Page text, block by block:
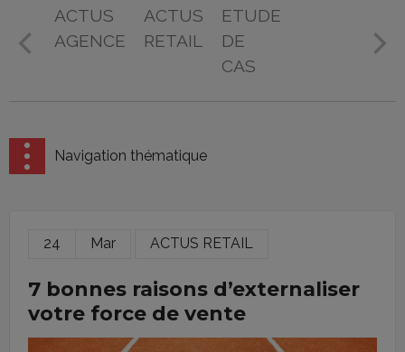
ACTUS
AGENCE
ACTUS
RETAIL
ETUDE
DE
CAS
Navigation thématique
24 Mar ACTUS RETAIL
7 bonnes raisons d’externaliser
votre force de vente